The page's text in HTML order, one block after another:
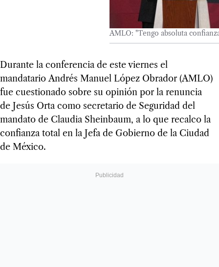
AMLO: "Tengo absoluta
Durante la conferencia de este viernes el
mandatario Andrés Manuel López Obrador (AMLO)
fue cuestionado sobre su opinión por la renuncia
de Jesús Orta como secretario de Seguridad del
mandato de Claudia Sheinbaum, a lo que recalco la
confianza total en la Jefa de Gobierno de la Ciudad
de México.